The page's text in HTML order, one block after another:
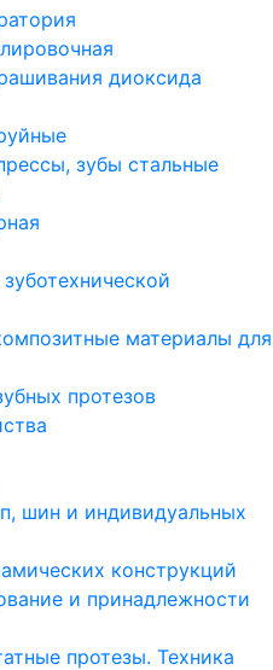
диоксида
зубы стальные
материалы для
протезов
шин и индивидуальных
конструкций
и принадлежности
протезы. Техника